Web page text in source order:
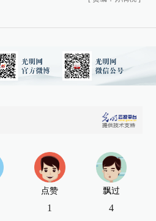
点赞
1
飘过
4